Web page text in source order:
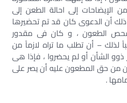
إلى احالة الطعن إلى
، ذلك أن الدعوى كان قد تم تحضيرها
فحص الطعون ، و كان فى مقدور
لذلك – أن تطلب ما تراه لازماً من
الشأن أو لم يحضروا ، فإذا هى
من حق المطعون عليه أن يصر على
.